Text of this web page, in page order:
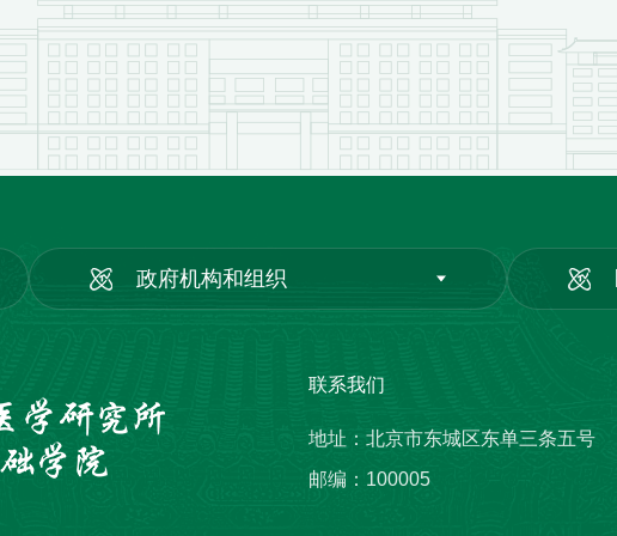
政府机构和组织
联系我们
地址：北京市东城区东单三条五号
邮编：100005